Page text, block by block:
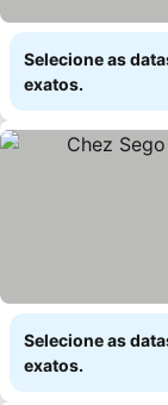
Selecione as
exatos.
Selecione as
exatos.